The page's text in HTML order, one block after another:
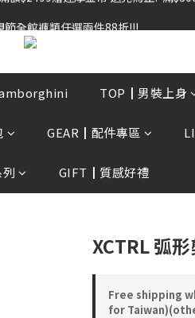
額$2499贈達摩金幣 送完為止!  滿
節全館褲類任選兩件88折!!!
TOP┃男裝上身
GEAR┃配件專區
GIFT┃質感好禮
XCTRL 弧
Free shipping
for